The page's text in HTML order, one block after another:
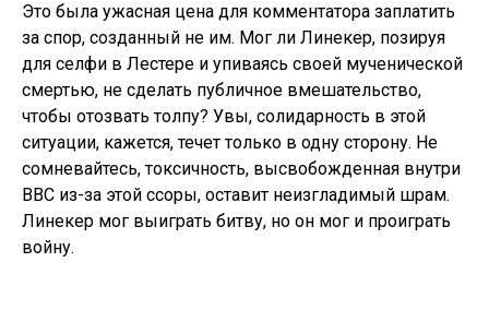
Это была ужасная цена для комментатора заплатить
за спор, созданный не им. Мог ли Линекер, позируя
для селфи в Лестере и упиваясь своей мученической
смертью, не сделать публичное вмешательство,
чтобы отозвать толпу? Увы, солидарность в этой
ситуации, кажется, течет только в одну сторону. Не
сомневайтесь, токсичность, высвобожденная внутри
BBC из-за этой ссоры, оставит неизгладимый шрам.
Линекер мог выиграть битву, но он мог и проиграть
войну.